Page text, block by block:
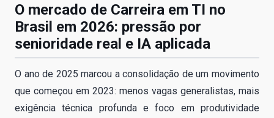
O mercado de Carreira em TI no
Brasil em 2026: pressão por
senioridade real e IA aplicada
O ano de 2025 marcou a consolidação de um movimento
que começou em 2023: menos vagas generalistas, mais
exigência técnica profunda e foco em produtividade